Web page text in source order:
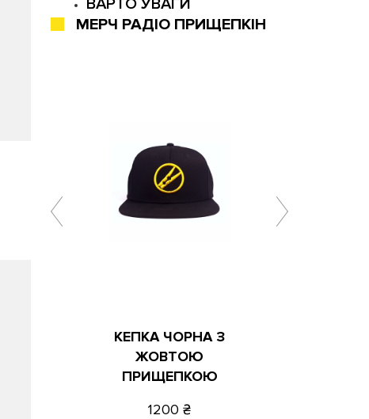
ВАРТО УВАГИ
МЕРЧ РАДІО ПРИЩЕПКІН
КЕПКА ЧОРНА З
ЖОВТОЮ
ПРИЩЕПКОЮ
1200